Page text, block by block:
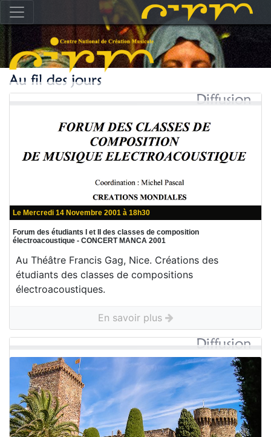
Le Mercredi 14 Novembre 2001 à 18h30
Forum des étudiants I et II des classes de composition
électroacoustique - CONCERT MANCA 2001
Au Théâtre Francis Gag, Nice. Créations des
étudiants des classes de compositions
électroacoustiques.
En savoir plus